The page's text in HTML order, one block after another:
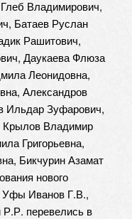
Владимирович,
Батаев Руслан
Рашитович,
Даукаева Флюза
Леонидовна,
Александров
Ильдар Зуфарович,
Крылов Владимир
Григорьевна,
Бикчурин Азамат
нового
Уфы Иванов Г.В.,
перевелись в